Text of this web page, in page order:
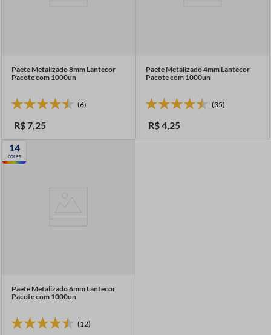
Paete Metalizado 8mm Lantecor
Pacote com 1000un
(6)
R$7,25
Paete Metalizado 4mm Lantecor
Pacote com 1000un
(35)
R$4,25
14
cores
Paete Metalizado 6mm Lantecor
Pacote com 1000un
(12)